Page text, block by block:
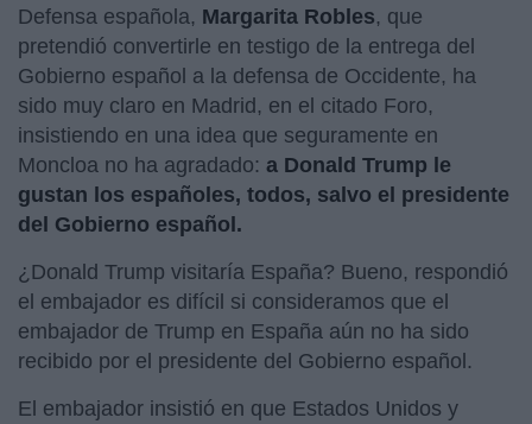
Defensa española, Margarita Robles, que
pretendió convertirle en testigo de la entrega del
Gobierno español a la defensa de Occidente, ha
sido muy claro en Madrid, en el citado Foro,
insistiendo en una idea que seguramente en
Moncloa no ha agradado: a Donald Trump le
gustan los españoles, todos, salvo el presidente
del Gobierno español.
¿Donald Trump visitaría España? Bueno, respondió
el embajador es difícil si consideramos que el
embajador de Trump en España aún no ha sido
recibido por el presidente del Gobierno español.
El embajador insistió en que Estados Unidos y